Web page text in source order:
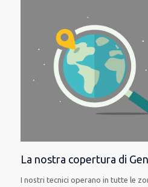
La nostra copertura di
I nostri tecnici operano in tutte le